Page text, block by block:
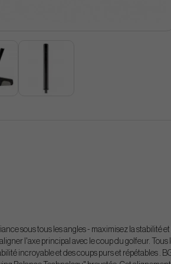
sous tous les angles - maximisez la stabilité
l'axe principal avec le coup du golfeur.
incroyable et des coups purs et répétables
.